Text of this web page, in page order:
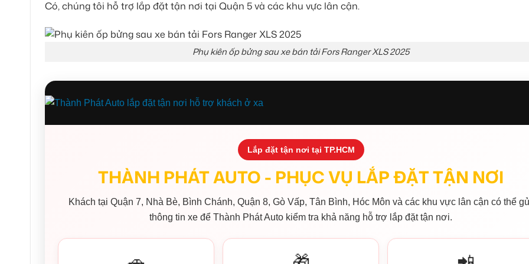
Có, chúng tôi hỗ trợ lắp đặt tận nơi tại Quận 5 và các khu vực lân cận.
Phụ kiên ốp bửng sau xe bán tải Fors Ranger XLS 2025
Lắp đặt tận nơi tại TP.HCM
THÀNH PHÁT AUTO - PHỤC VỤ LẮP ĐẶT TẬN NƠI
Khách tại Quận 7, Nhà Bè, Bình Chánh, Quận 8, Gò Vấp, Tân Bình, Hóc Môn và các khu vực lân cận có thể
thông tin xe để Thành Phát Auto kiểm tra khả năng hỗ trợ lắp đặt tận nơi.